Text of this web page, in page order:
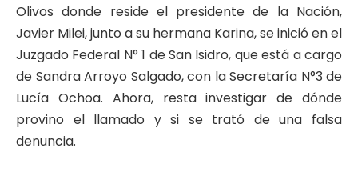
Olivos donde reside el presidente de la Nación,
Javier Milei, junto a su hermana Karina, se inició en el
Juzgado Federal N° 1 de San Isidro, que está a cargo
de Sandra Arroyo Salgado, con la Secretaría N°3 de
Lucía Ochoa. Ahora, resta investigar de dónde
provino el llamado y si se trató de una falsa
denuncia.